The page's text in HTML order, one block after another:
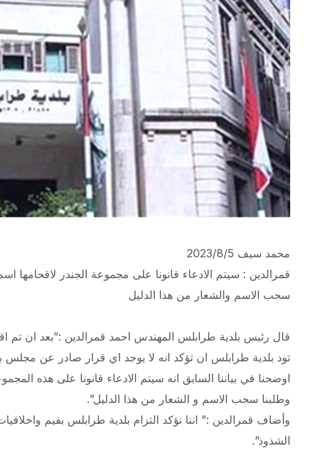
محمد سيف 2023/8/5
قمرالدين : سيتم الادعاء قانونا على مجموعة الجندر
سحب الاسم والشعار من هذا الدليل
قال رئيس بلدية طرابلس المهندس احمد قمرالدين :”بعد ان تم
تود بلدية طرابلس ان تؤكد انه لا يوجد اي قرار صادر عن مجلس
اوضحنا في بياننا السابق انه سيتم الادعاء قانونا على هذه
وطلبنا سحب الاسم و الشعار من هذا الدليل”.
وأضاف قمرالدين :” اننا نؤكد التزام بلدية طرابلس بقيم
الشذوذ”.